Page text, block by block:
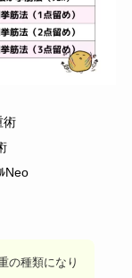
術
Neo
の種類になり